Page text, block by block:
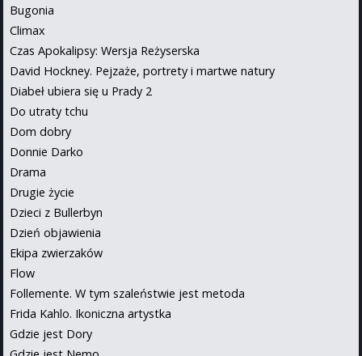
Bugonia
Climax
Czas Apokalipsy: Wersja Reżyserska
David Hockney. Pejzaże, portrety i martwe natury
Diabeł ubiera się u Prady 2
Do utraty tchu
Dom dobry
Donnie Darko
Drama
Drugie życie
Dzieci z Bullerbyn
Dzień objawienia
Ekipa zwierzaków
Flow
Follemente. W tym szaleństwie jest metoda
Frida Kahlo. Ikoniczna artystka
Gdzie jest Dory